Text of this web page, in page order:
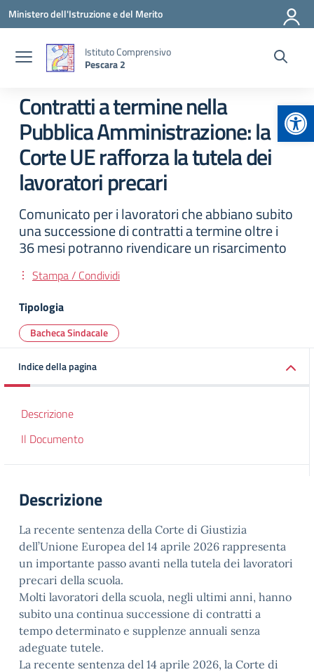
Vai ai contenuti
Vai al menu di navigazione
Vai al footer
Ministero dell'Istruzione e del Merito
Istituto Comprensivo
Pescara 2
Contratti a termine nella
Pubblica Amministrazione: la
Corte UE rafforza la tutela dei
lavoratori precari
Comunicato per i lavoratori che abbiano subito
una successione di contratti a termine oltre i
36 mesi potranno rivendicare un risarcimento
Stampa / Condividi
Tipologia
Bacheca Sindacale
Indice della pagina
Descrizione
Il Documento
Descrizione
La recente sentenza della Corte di Giustizia
dell’Unione Europea del 14 aprile 2026 rappresenta
un importante passo avanti nella tutela dei lavoratori
precari della scuola.
Molti lavoratori della scuola, negli ultimi anni, hanno
subito una continua successione di contratti a
tempo determinato e supplenze annuali senza
adeguate tutele.
La recente sentenza del 14 aprile 2026, la Corte di